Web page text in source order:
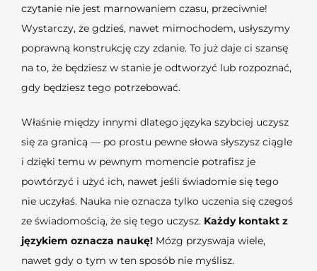
czytanie nie jest marnowaniem czasu, przeciwnie!
Wystarczy, że gdzieś, nawet mimochodem, usłyszymy
poprawną konstrukcję czy zdanie. To już daje ci szansę
na to, że będziesz w stanie je odtworzyć lub rozpoznać,
gdy będziesz tego potrzebować.
Właśnie między innymi dlatego języka szybciej uczysz
się za granicą — po prostu pewne słowa słyszysz ciągle
i dzięki temu w pewnym momencie potrafisz je
powtórzyć i użyć ich, nawet jeśli świadomie się tego
nie uczyłaś. Nauka nie oznacza tylko uczenia się czegoś
ze świadomością, że się tego uczysz. Każdy kontakt z
językiem oznacza naukę! Mózg przyswaja wiele,
nawet gdy o tym w ten sposób nie myślisz.